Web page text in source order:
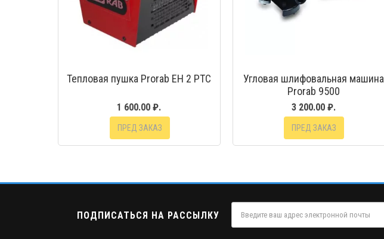
Тепловая пушка Prorab ЕН 2 РТС
1 600.00 ₽.
ПРЕД ЗАКАЗ
Угловая шлифовальная машина
Prorab 9500
3 200.00 ₽.
ПРЕД ЗАКАЗ
ПОДПИСАТЬСЯ НА РАССЫЛКУ